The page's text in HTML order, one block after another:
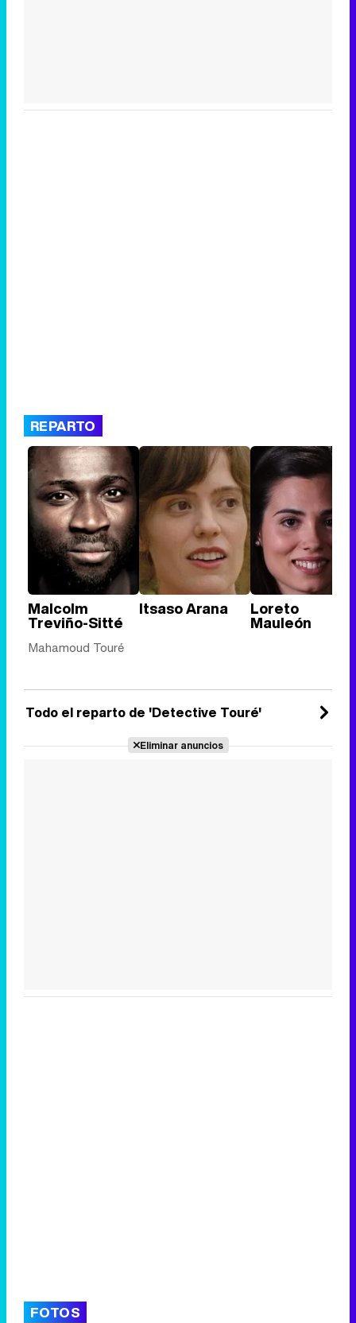
REPARTO
Malcolm
Treviño-Sitté
Mahamoud Touré
Itsaso Arana Loreto
Mauleón
Todo el reparto de 'Detective Touré'
Eliminar anuncios
FOTOS